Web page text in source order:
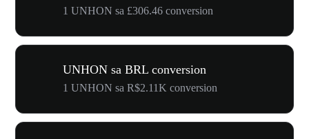
1 UNHON sa £306.46 conversion
UNHON sa BRL conversion
1 UNHON sa R$2.11K conversion